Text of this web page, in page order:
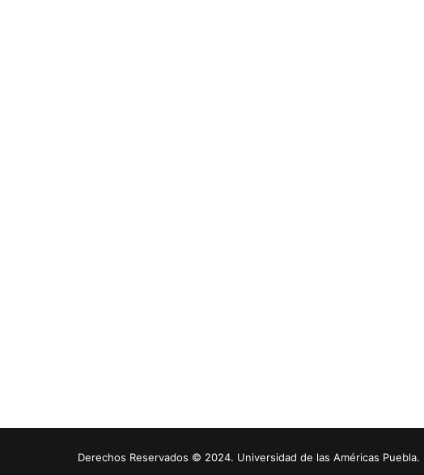
Derechos Reservados © 2024. Universidad de las Américas